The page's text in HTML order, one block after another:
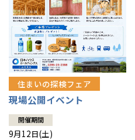
住まいの探検フェア
現場公開イベント
開催期間
9月12日(土)